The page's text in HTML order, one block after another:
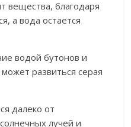
вещества, благодаря
а вода остается
водой бутонов и
развиться серая
далеко от
лучей и